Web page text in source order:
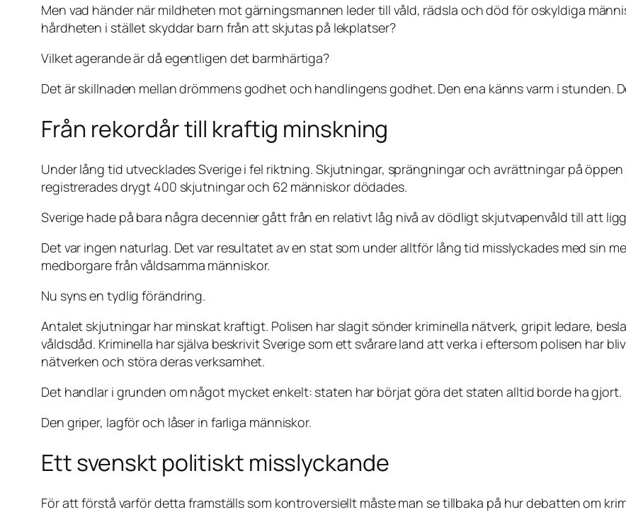
Men vad händer när mildheten mot gärningsmannen leder till våld, rädsla och död för oskyldiga
hårdheten i stället skyddar barn från att skjutas på lekplatser?
Vilket agerande är då egentligen det barmhärtiga?
Det är skillnaden mellan drömmens godhet och handlingens godhet. Den ena känns varm i stunden.
Från rekordår till kraftig minskning
Under lång tid utvecklades Sverige i fel riktning. Skjutningar, sprängningar och avrättningar på
registrerades drygt 400 skjutningar och 62 människor dödades.
Sverige hade på bara några decennier gått från en relativt låg nivå av dödligt skjutvapenvåld till att
Det var ingen naturlag. Det var resultatet av en stat som under alltför lång tid misslyckades med sin
medborgare från våldsamma människor.
Nu syns en tydlig förändring.
Antalet skjutningar har minskat kraftigt. Polisen har slagit sönder kriminella nätverk, gripit ledare,
våldsdåd. Kriminella har själva beskrivit Sverige som ett svårare land att verka i eftersom polisen har
nätverken och störa deras verksamhet.
Det handlar i grunden om något mycket enkelt: staten har börjat göra det staten alltid borde ha gjort.
Den griper, lagför och låser in farliga människor.
Ett svenskt politiskt misslyckande
För att förstå varför detta framställs som kontroversiellt måste man se tillbaka på hur debatten om